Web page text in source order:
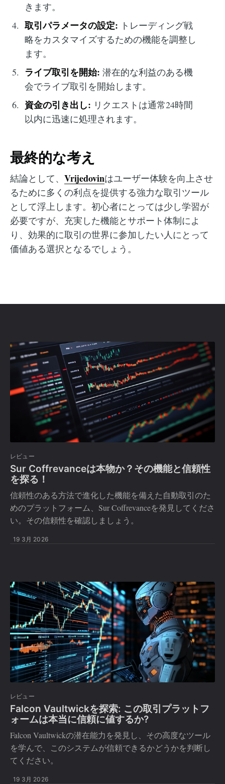
きます。
取引パラメータの設定: トレーディング戦
略をカスタマイズするための機能を調整し
ます。
ライブ取引を開始: 潜在的な利益のある機
会でライブ取引を開始します。
資金の引き出し: リクエストは通常24時間
以内に迅速に処理されます。
最終的な考え
結論として、 Vrijedovinはユーザー体験を向上させ
るために多くの利点を提供する強力な取引ツール
として浮上します。初心者にとっては少し学習が
必要ですが、充実した機能とサポート体制によ
り、効果的に取引の世界に参加したい人にとって
価値ある選択となるでしょう。
レビュー
Sur Coffrevanceは本物か？その機能と信頼性
を探る！
信頼性のある方法で進化した機能を備えた自動取引のた
めのプラットフォーム、Sur Coffrevanceを発見してくださ
い。その信頼性を確認しましょう。
19 3月 2026
レビュー
Falcon Vaultwickを探索: この取引プラットフ
ォームは本当に信頼に値するか?
Falcon Vaultwickの潜在能力を発見し、その高度なツール
を学んで、このシステムが信頼できるかどうかを判断し
てください。
19 3月 2026